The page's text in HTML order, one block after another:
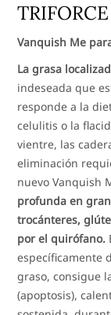
Vanquish Me
La grasa
indeseada que
responde a la
celulitis o la
vientre, las
eliminación
nuevo Vanquish
profunda en
trocánteres,
por el quirófano.
específicamente
graso, consigue
(apoptosis),